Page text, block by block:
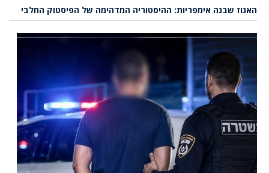
האגוז שבנה אימפריות: ההיסטוריה המדהימה של הפיסטוק החלבי